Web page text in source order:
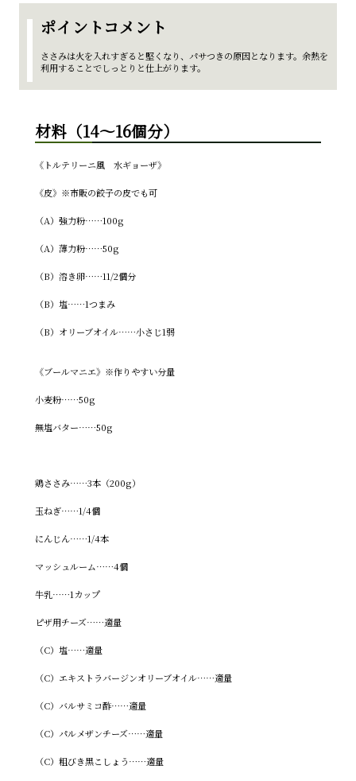
ポイントコメント
ささみは火を入れすぎると堅くなり、パサつきの原因となります。余熱を
利用することでしっとりと仕上がります。
材料（14～16個分）
《トルテリーニ風 水ギョーザ》
《皮》※市販の餃子の皮でも可
（A）強力粉……100g
（A）薄力粉……50g
（B）溶き卵……11/2個分
（B）塩……1つまみ
（B）オリーブオイル……小さじ1弱
《ブールマニエ》※作りやすい分量
小麦粉……50g
無塩バター……50g
鶏ささみ……3本（200g）
玉ねぎ……1/4個
にんじん……1/4本
マッシュルーム……4個
牛乳……1カップ
ピザ用チーズ……適量
（C）塩……適量
（C）エキストラバージンオリーブオイル……適量
（C）バルサミコ酢……適量
（C）パルメザンチーズ……適量
（C）粗びき黒こしょう……適量